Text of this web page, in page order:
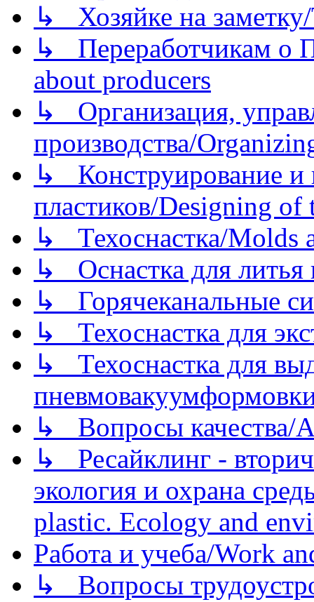
↳ Хозяйке на
↳ Переработчикам о
about producers
↳ Организация,
производства/
↳ Конструирование и
пластиков/Designing of
↳ Техоснастка/Molds
↳ Оснастка для литья
↳ Горячеканальные
↳ Техоснастка для
↳ Техоснастка для
↳ Вопросы качества/
↳ Ресайклинг -
экология и охрана
plastic. Ecology and
Работа и учеба/Work
↳ Вопросы